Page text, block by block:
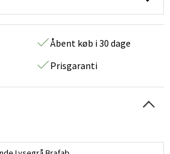
Åbent køb i 30 dage
Prisgaranti